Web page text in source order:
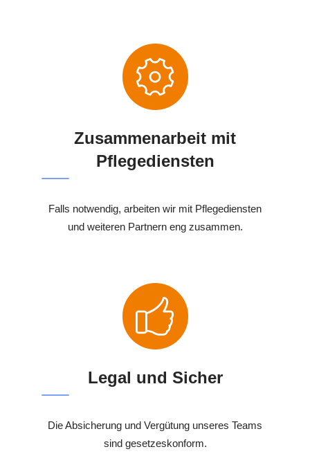
Zusammenarbeit mit
Pflegediensten
Falls notwendig, arbeiten wir mit Pflegediensten
und weiteren Partnern eng zusammen.
Legal und Sicher
Die Absicherung und Vergütung unseres Teams
sind gesetzeskonform.